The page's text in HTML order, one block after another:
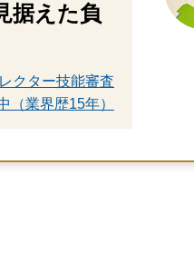
据えた負
クター技能審査
（業界歴15年）